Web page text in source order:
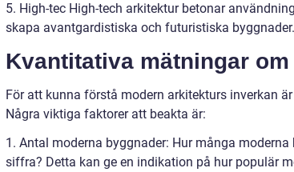
5. High-tec High-tech arkitektur betonar
skapa avantgardistiska och futuristiska byggnader.
Kvantitativa mätningar
För att kunna förstå modern arkitekturs inverkan
Några viktiga faktorer att beakta är:
1. Antal moderna byggnader: Hur många
siffra? Detta kan ge en indikation på hur populär